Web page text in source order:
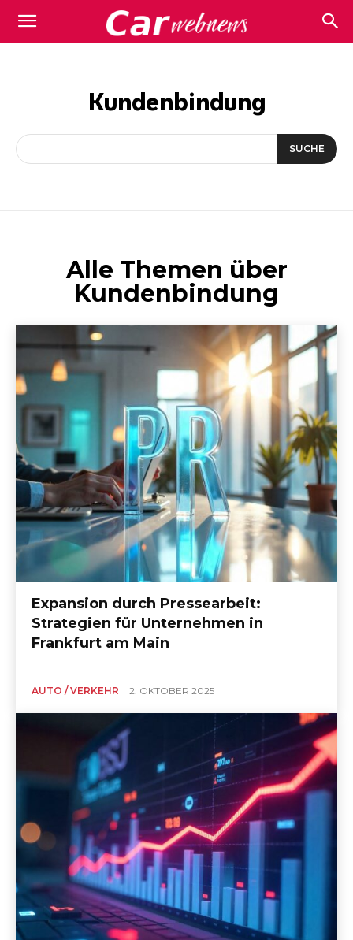
Carwebnews.com
Kundenbindung
SUCHE
Alle Themen über
Kundenbindung
Expansion durch Pressearbeit:
Strategien für Unternehmen in
Frankfurt am Main
AUTO / VERKEHR 2. OKTOBER 2025